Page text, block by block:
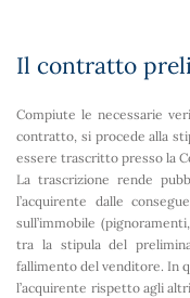
Il contratto
Compiute le necessarie
contratto, si procede alla
essere trascritto presso la
La trascrizione rende
l’acquirente dalle
sull’immobile
tra la stipula del
fallimento del venditore. In
l’acquirente rispetto agli